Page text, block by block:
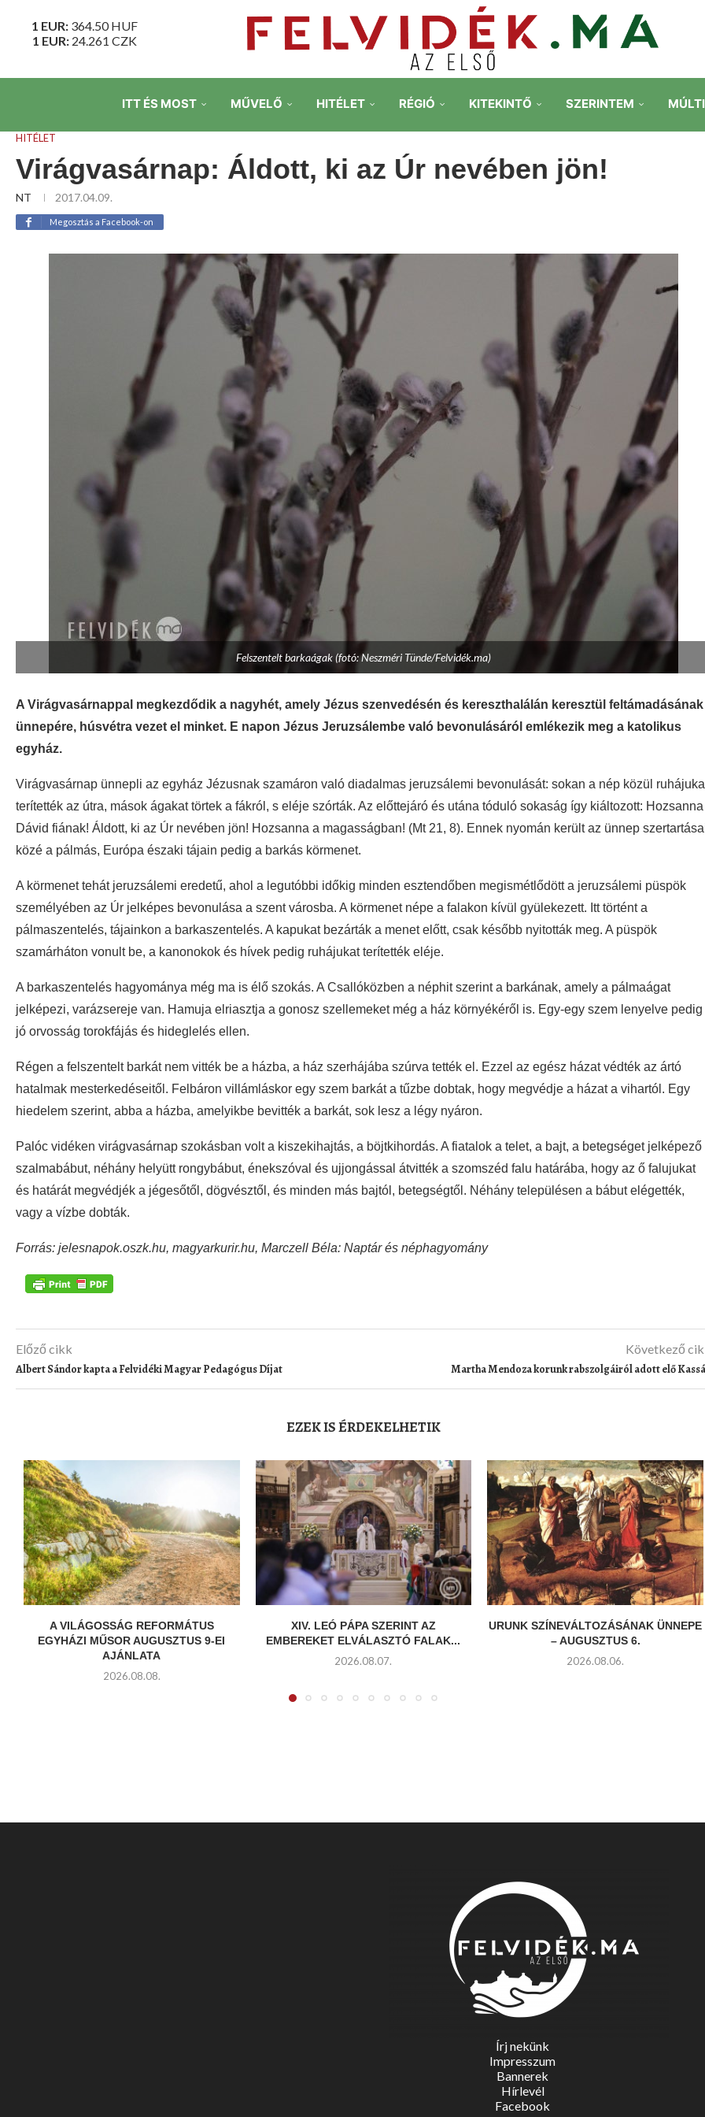
1 EUR: 364.50HUF
1 EUR: 24.261 CZK
ITT ÉS MOST MŰVELŐ HITÉLET RÉGIÓ KITEKINTŐ SZERINTEM
HITÉLET
Virágvasárnap: Áldott, ki az Úr nevében jön!
NT 2017.04.09.
Megosztás a Facebook-on
Felszentelt barkaágak (fotó: Neszméri Tünde/Felvidék.ma)
A Virágvasárnappal megkezdődik a nagyhét, amely Jézus szenvedésén és kereszthalálán keresztül feltámadásának
ünnepére, húsvétra vezet el minket. E napon Jézus Jeruzsálembe való bevonulásáról emlékezik meg a katolikus
egyház.
Virágvasárnap ünnepli az egyház Jézusnak szamáron való diadalmas jeruzsálemi bevonulását: sokan a nép közül
terítették az útra, mások ágakat törtek a fákról, s eléje szórták. Az előttejáró és utána tóduló sokaság így kiáltozott: Hozsanna
Dávid fiának! Áldott, ki az Úr nevében jön! Hozsanna a magasságban! (Mt 21, 8). Ennek nyomán került az ünnep
közé a pálmás, Európa északi tájain pedig a barkás körmenet.
A körmenet tehát jeruzsálemi eredetű, ahol a legutóbbi időkig minden esztendőben megismétlődött a jeruzsálemi püspök
személyében az Úr jelképes bevonulása a szent városba. A körmenet népe a falakon kívül gyülekezett. Itt történt a
pálmaszentelés, tájainkon a barkaszentelés. A kapukat bezárták a menet előtt, csak később nyitották meg. A püspök
szamárháton vonult be, a kanonokok és hívek pedig ruhájukat terítették eléje.
A barkaszentelés hagyománya még ma is élő szokás. A Csallóközben a néphit szerint a barkának, amely a pálmaágat
jelképezi, varázsereje van. Hamuja elriasztja a gonosz szellemeket még a ház környékéről is. Egy-egy szem lenyelve pedig
jó orvosság torokfájás és hideglelés ellen.
Régen a felszentelt barkát nem vitték be a házba, a ház szerhájába szúrva tették el. Ezzel az egész házat védték az ártó
hatalmak mesterkedéseitől. Felbáron villámláskor egy szem barkát a tűzbe dobtak, hogy megvédje a házat a vihartól. Egy
hiedelem szerint, abba a házba, amelyikbe bevitték a barkát, sok lesz a légy nyáron.
Palóc vidéken virágvasárnap szokásban volt a kiszekihajtás, a böjtkihordás. A fiatalok a telet, a bajt, a betegséget jelképező
szalmabábut, néhány helyütt rongybábut, énekszóval és ujjongással átvitték a szomszéd falu határába, hogy az ő falujukat
és határát megvédjék a jégesőtől, dögvésztől, és minden más bajtól, betegségtől. Néhány településen a bábut elégették,
vagy a vízbe dobták.
Forrás: jelesnapok.oszk.hu, magyarkurir.hu, Marczell Béla: Naptár és néphagyomány
Előző cikk
Albert Sándor kapta a Felvidéki Magyar Pedagógus Díjat
Következő
Martha Mendoza korunk rabszolgáiról adott elő
EZEK IS ÉRDEKELHETIK
A VILÁGOSSÁG REFORMÁTUS
EGYHÁZI MŰSOR AUGUSZTUS 9-EI
AJÁNLATA
2026.08.08.
XIV. LEÓ PÁPA SZERINT AZ
EMBEREKET ELVÁLASZTÓ FALAK...
2026.08.07.
URUNK SZÍNEVÁLTOZÁSÁNAK ÜNNEPE
– AUGUSZTUS 6.
2026.08.06.
Írj nekünk
Impresszum
Bannerek
Hírlevél
Facebook